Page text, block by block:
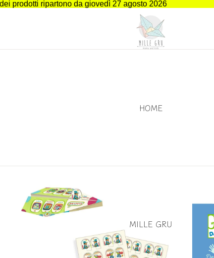
prodotti ripartono da giovedì 27 agosto 2026
HOME
MILLE GRU